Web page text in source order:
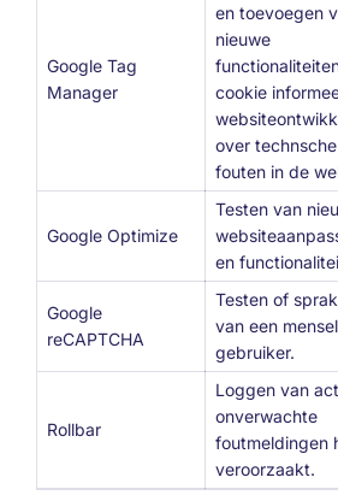
Google Tag
Manager
en toevoegen
nieuwe
cookie
over technsche
fouten in de
Google Optimize
Testen van
en
Google
reCAPTCHA
Testen of
van een
gebruiker.
Rollbar
Loggen van
onverwachte
foutmeldingen
veroorzaakt.